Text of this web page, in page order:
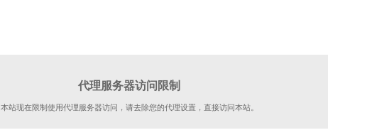
代理服务器访问限制
本站现在限制使用代理服务器访问，请去除您的代理设置，直接访问本站。